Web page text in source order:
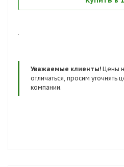
.
Уважаемые клиенты! Цены
отличаться, просим
компании.